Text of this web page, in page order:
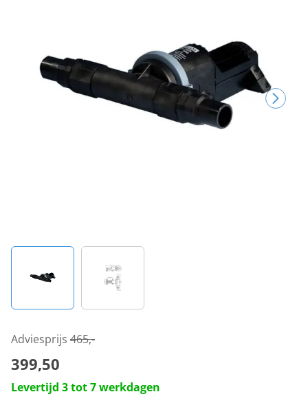
Adviesprijs 465,-
399,50
Levertijd 3 tot 7 werkdagen